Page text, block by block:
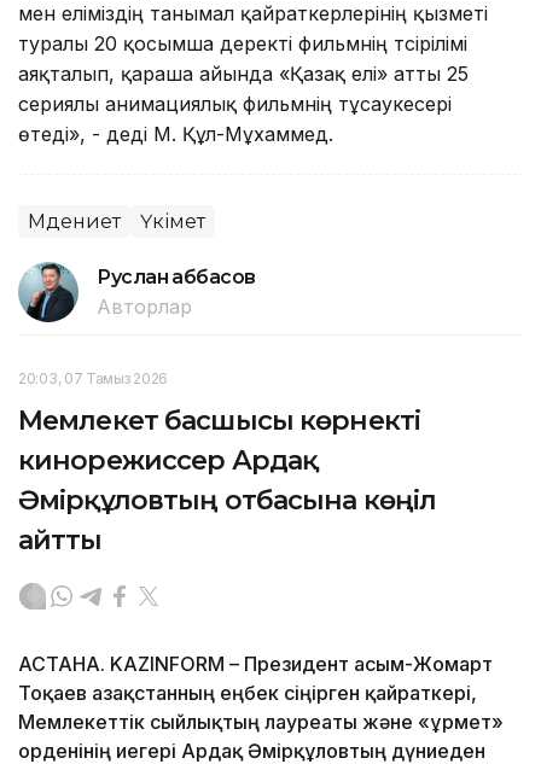
мен еліміздің танымал қайраткерлерінің қызметі
туралы 20 қосымша деректі фильмнің түсірілімі
аяқталып, қараша айында «Қазақ елі» атты 25
сериялы анимациялық фильмнің тұсаукесері
өтеді», - деді М. Құл-Мұхаммед.
Мәдениет Үкімет
Руслан Ғаббасов
Авторлар
20:03, 07 Тамыз 2026
Мемлекет басшысы көрнекті
кинорежиссер Ардақ
Әмірқұловтың отбасына көңіл
айтты
АСТАНА. KAZINFORM – Президент Қасым-Жомарт
Тоқаев Қазақстанның еңбек сіңірген қайраткері,
Мемлекеттік сыйлықтың лауреаты және «Құрмет»
орденінің иегері Ардақ Әмірқұловтың дүниеден